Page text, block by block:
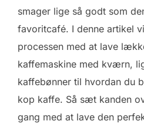
smager lige så godt som
favoritcafé. I denne artikel
processen med at lave
kaffemaskine med kværn,
kaffebønner til hvordan du
kop kaffe. Så sæt kanden
gang med at lave den